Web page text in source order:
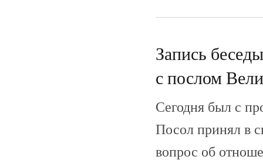
Запись
с послом
Сегодня был с
Посол принял в
вопрос об